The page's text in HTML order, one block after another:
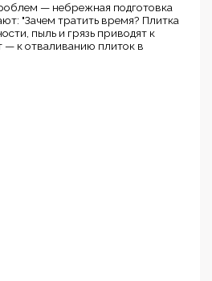
— небрежная подготовка
"Зачем тратить время? Плитка
пыль и грязь приводят к
— к отваливанию плиток в